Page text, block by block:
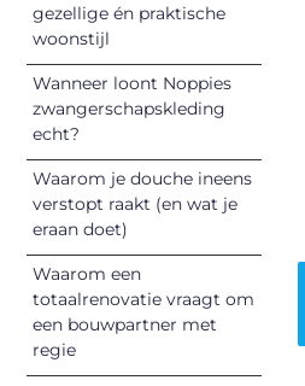
gezellige én praktische
woonstijl
Wanneer loont Noppies
zwangerschapskleding
echt?
Waarom je douche ineens
verstopt raakt (en wat je
eraan doet)
Waarom een
totaalrenovatie vraagt om
een bouwpartner met
regie